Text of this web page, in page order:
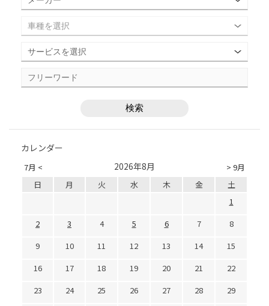
カレンダー
7月 < > 9月
2026年8月
日 月 火 水 木 金
土
1
2
3 4 5 6 7
8
9
10 11 12 13 14
15
16
17 18 19 20 21
22
23
24 25 26 27 28
29